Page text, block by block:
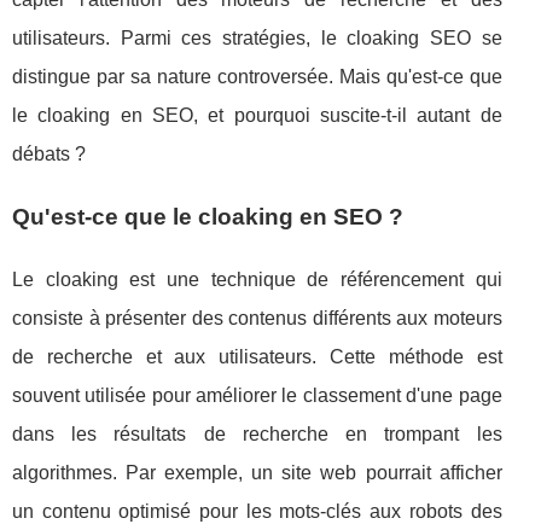
utilisateurs. Parmi ces stratégies, le cloaking SEO se
distingue par sa nature controversée. Mais qu'est-ce que
le cloaking en SEO, et pourquoi suscite-t-il autant de
débats ?
Qu'est-ce que le cloaking en SEO ?
Le cloaking est une technique de référencement qui
consiste à présenter des contenus différents aux moteurs
de recherche et aux utilisateurs. Cette méthode est
souvent utilisée pour améliorer le classement d'une page
dans les résultats de recherche en trompant les
algorithmes. Par exemple, un site web pourrait afficher
un contenu optimisé pour les mots-clés aux robots des